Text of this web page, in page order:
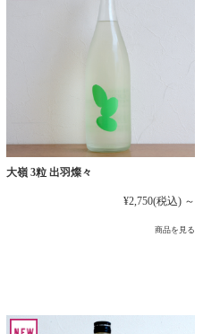
大嶺 3粒 出羽燦々
¥2,750(税込) ～
商品を見る